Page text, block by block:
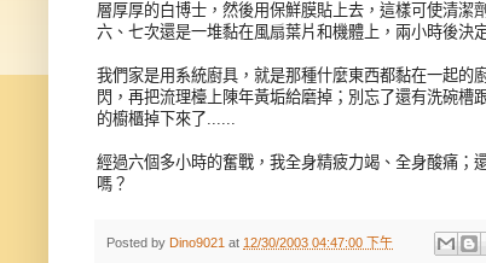
層厚厚的白博士，然後用保鮮膜貼上去，這樣可使清
六、七次還是一堆黏在風扇葉片和機體上，兩小時後決
我們家是用系統廚具，就是那種什麼東西都黏在一起的
閃，再把流理檯上陳年黃垢給磨掉；別忘了還有洗碗
的櫥櫃掉下來了......
經過六個多小時的奮戰，我全身精疲力竭、全身酸痛
嗎？
Posted by Dino9021 at 12/30/2003 04:47:00 下午